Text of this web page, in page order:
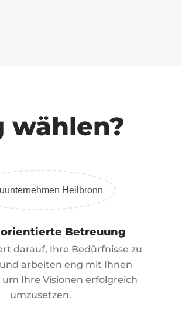
wählen?
Betreuung
darauf, Ihre Bedürfnisse zu
arbeiten eng mit Ihnen
Ihre Visionen erfolgreich
umzusetzen.